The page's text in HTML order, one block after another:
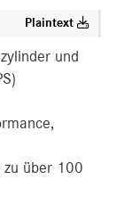
Plaintext
und
zu über 100